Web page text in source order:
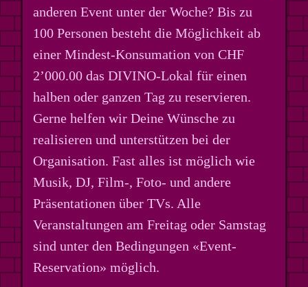
anderen Event unter der Woche? Bis zu
100 Personen besteht die Möglichkeit ab
einer Mindest-Konsumation von CHF
2’000.00 das DIVINO-Lokal für einen
halben oder ganzen Tag zu reservieren.
Gerne helfen wir Deine Wünsche zu
realisieren und unterstützen bei der
Organisation. Fast alles ist möglich wie
Musik, DJ, Film-, Foto- und andere
Präsentationen über TVs. Alle
Veranstaltungen am Freitag oder Samstag
sind unter den Bedingungen «Event-
Reservation» möglich.